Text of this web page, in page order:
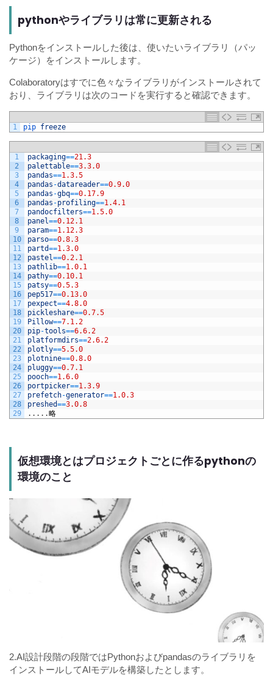
pythonやライブラリは常に更新される
Pythonをインストールした後は、使いたいライブラリ（パッ
ケージ）をインストールします。
Colaboratoryはすでに色々なライブラリがインストールされて
おり、ライブラリは次のコードを実行すると確認できます。
1 pip freeze
1
2
3
4
5
6
7
8
9
10
11
12
13
14
15
16
17
18
19
20
21
22
23
24
25
26
27
28
29
packaging==21.3
palettable==3.3.0
pandas==1.3.5
pandas -datareader==0.9.0
pandas -gbq==0.17.9
pandas -profiling==1.4.1
pandocfilters==1.5.0
panel==0.12.1
param==1.12.3
parso==0.8.3
partd==1.3.0
pastel==0.2.1
pathlib==1.0.1
pathy==0.10.1
patsy==0.5.3
pep517==0.13.0
pexpect==4.8.0
pickleshare==0.7.5
Pillow==7.1.2
pip-tools==6.6.2
platformdirs==2.6.2
plotly==5.5.0
plotnine==0.8.0
pluggy==0.7.1
pooch==1.6.0
portpicker==1.3.9
prefetch-generator==1.0.3
preshed==3.0.8
. . . . .略
仮想環境とはプロジェクトごとに作るpythonの
環境のこと
2.AI設計段階の段階ではPythonおよびpandasのライブラリを
インストールしてAIモデルを構築したとします。